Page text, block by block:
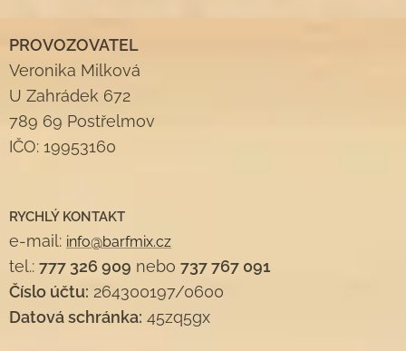
PROVOZOVATEL
Veronika Milková
U Zahrádek 672
789 69 Postřelmov
IČO: 19953160
RYCHLÝ KONTAKT
e-mail: info@barfmix.cz
tel.: 777 326 909 nebo 737 767 091
Číslo účtu: 264300197/0600
Datová schránka: 45zq5gx